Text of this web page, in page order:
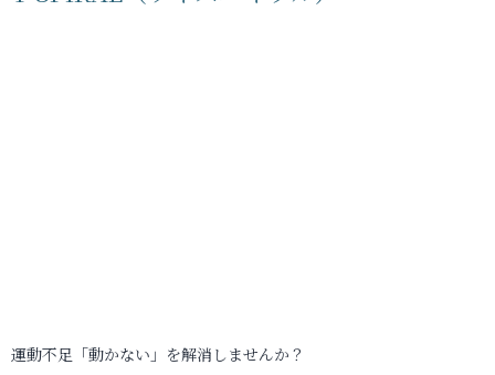
運動不足「動かない」を解消しませんか？